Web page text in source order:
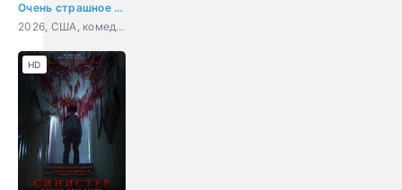
Очень страшное кино 6
2026, США, комедия, ужасы
HD